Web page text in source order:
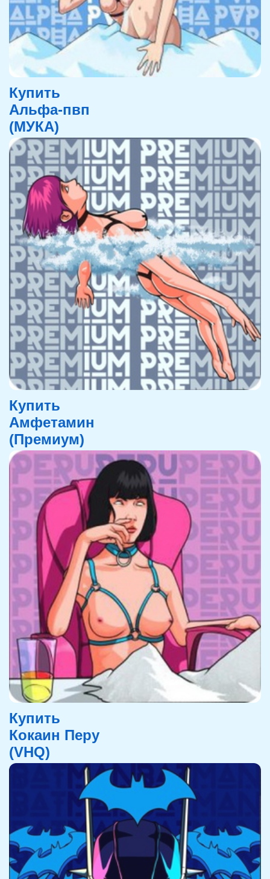
Купить
Альфа-пвп
(МУКА)
Купить
Амфетамин
(Премиум)
Купить
Кокаин Перу
(VHQ)